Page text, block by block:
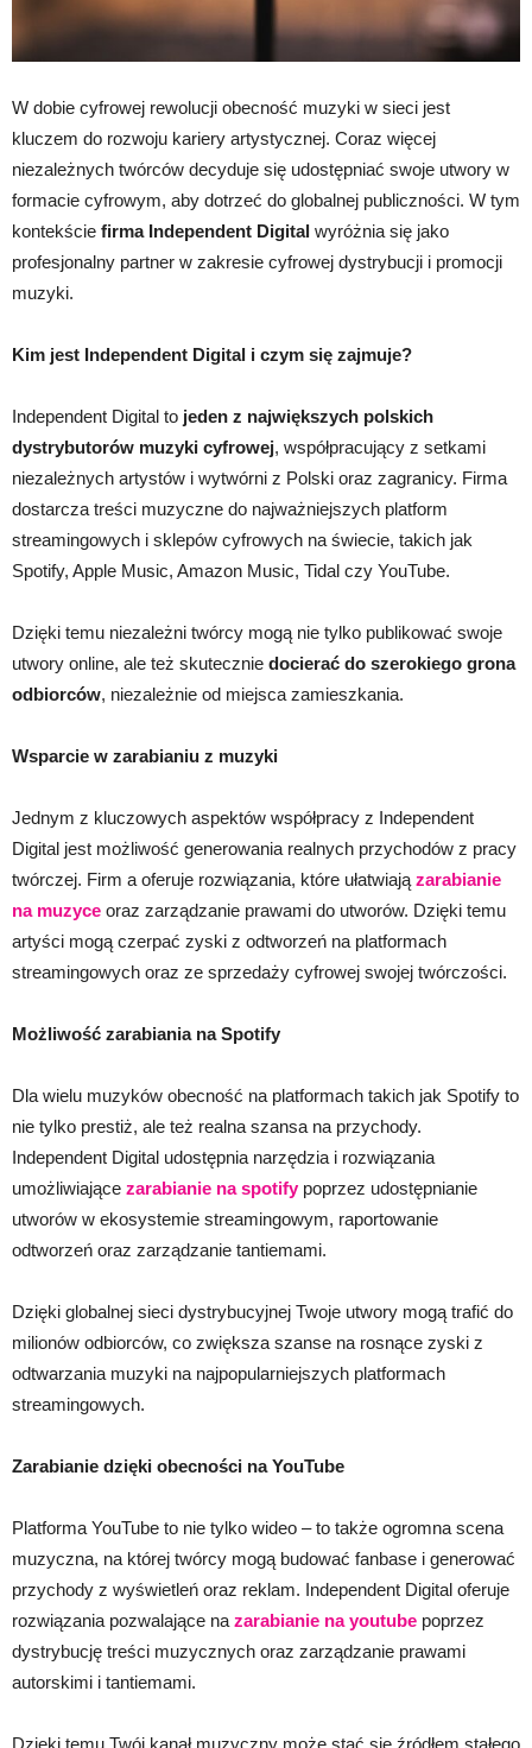
W dobie cyfrowej rewolucji obecność muzyki w sieci jest
kluczem do rozwoju kariery artystycznej. Coraz więcej
niezależnych twórców decyduje się udostępniać swoje utwory w
formacie cyfrowym, aby dotrzeć do globalnej publiczności. W tym
kontekście firma Independent Digital wyróżnia się jako
profesjonalny partner w zakresie cyfrowej dystrybucji i promocji
muzyki.
Kim jest Independent Digital i czym się zajmuje?
Independent Digital to jeden z największych polskich
dystrybutorów muzyki cyfrowej, współpracujący z setkami
niezależnych artystów i wytwórni z Polski oraz zagranicy. Firma
dostarcza treści muzyczne do najważniejszych platform
streamingowych i sklepów cyfrowych na świecie, takich jak
Spotify, Apple Music, Amazon Music, Tidal czy YouTube.
Dzięki temu niezależni twórcy mogą nie tylko publikować swoje
utwory online, ale też skutecznie docierać do szerokiego grona
odbiorców, niezależnie od miejsca zamieszkania.
Wsparcie w zarabianiu z muzyki
Jednym z kluczowych aspektów współpracy z Independent
Digital jest możliwość generowania realnych przychodów z pracy
twórczej. Firm a oferuje rozwiązania, które ułatwiają zarabianie
na muzyce oraz zarządzanie prawami do utworów. Dzięki temu
artyści mogą czerpać zyski z odtworzeń na platformach
streamingowych oraz ze sprzedaży cyfrowej swojej twórczości.
Możliwość zarabiania na Spotify
Dla wielu muzyków obecność na platformach takich jak Spotify to
nie tylko prestiż, ale też realna szansa na przychody.
Independent Digital udostępnia narzędzia i rozwiązania
umożliwiające zarabianie na spotify poprzez udostępnianie
utworów w ekosystemie streamingowym, raportowanie
odtworzeń oraz zarządzanie tantiemami.
Dzięki globalnej sieci dystrybucyjnej Twoje utwory mogą trafić do
milionów odbiorców, co zwiększa szanse na rosnące zyski z
odtwarzania muzyki na najpopularniejszych platformach
streamingowych.
Zarabianie dzięki obecności na YouTube
Platforma YouTube to nie tylko wideo – to także ogromna scena
muzyczna, na której twórcy mogą budować fanbase i generować
przychody z wyświetleń oraz reklam. Independent Digital oferuje
rozwiązania pozwalające na zarabianie na youtube poprzez
dystrybucję treści muzycznych oraz zarządzanie prawami
autorskimi i tantiemami.
Dzięki temu Twój kanał muzyczny może stać się źródłem stałego